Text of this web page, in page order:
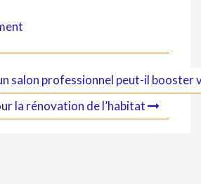
salon professionnel peut-il booster
la rénovation de l’habitat